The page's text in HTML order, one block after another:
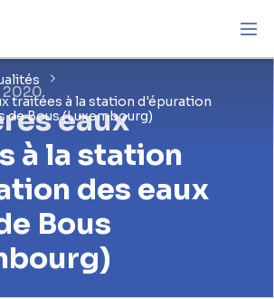
traitées à la station d'épuration
de Bous (Luxembourg)
2020
eaux
à la station
des eaux
Bous